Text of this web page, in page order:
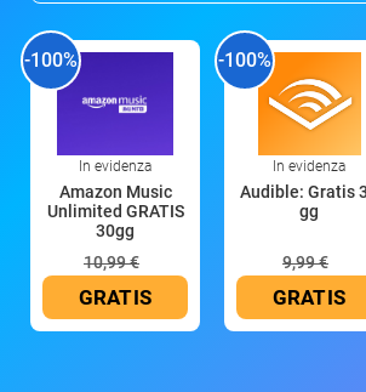
-100%
In evidenza
Amazon Music
Unlimited GRATIS
30gg
10,99 €
GRATIS
-100%
In evidenza
Audible: Gratis
gg
9,99 €
GRATIS